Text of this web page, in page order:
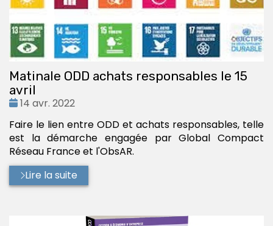
Matinale ODD achats responsables le 15
avril
Date
14 avr. 2022
Faire le lien entre ODD et achats responsables, telle
est la démarche engagée par Global Compact
Réseau France et l'ObsAR.
Lire la suite